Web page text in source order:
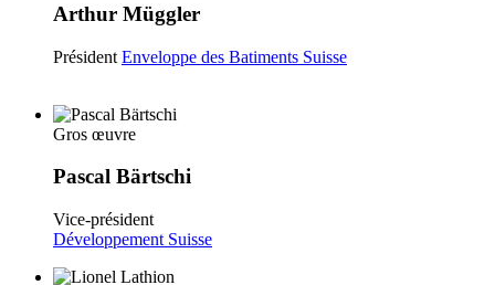
Arthur Müggler
Président Enveloppe des Batiments Suisse
Gros œuvre
Pascal Bärtschi
Vice-président
Développement Suisse